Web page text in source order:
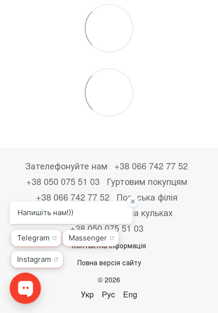
Зателефонуйте нам
+38 066 742 77 52
+38 050 075 51 03
Гуртовим покупцям
+38 066 742 77 52
Польська філія
+48533867723
Друк на кульках
+38 050 075 51 03
Контактна інформація
Повна версія сайту
© 2026
Укр Рус Eng